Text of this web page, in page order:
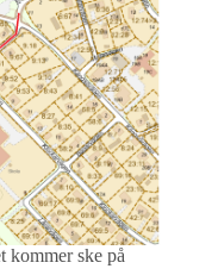
kommer ske på